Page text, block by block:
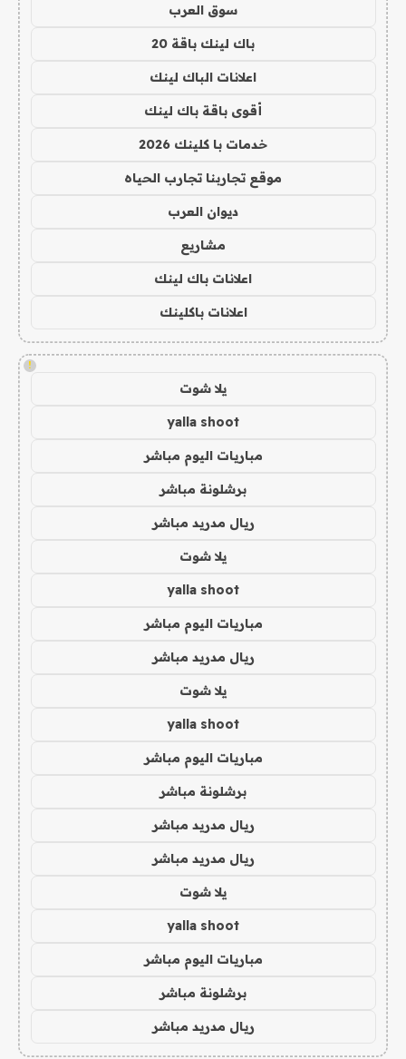
سوق العرب
باك لينك باقة 20
اعلانات الباك لينك
أقوى باقة باك لينك
خدمات با كلينك 2026
موقع تجاربنا تجارب الحياه
ديوان العرب
مشاريع
اعلانات باك لينك
اعلانات باكلينك
!
يلا شوت
yalla shoot
مباريات اليوم مباشر
برشلونة مباشر
ريال مدريد مباشر
يلا شوت
yalla shoot
مباريات اليوم مباشر
ريال مدريد مباشر
يلا شوت
yalla shoot
مباريات اليوم مباشر
برشلونة مباشر
ريال مدريد مباشر
ريال مدريد مباشر
يلا شوت
yalla shoot
مباريات اليوم مباشر
برشلونة مباشر
ريال مدريد مباشر